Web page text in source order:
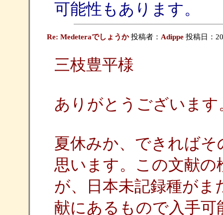
可能性もあります。
Re: Medeteraでしょうか投稿者： Adippe投稿日：
三枝豊平様
ありがとうございます
夏休みか、できれば
思います。この文献
が、日本未記録種が
献にあるもので入手